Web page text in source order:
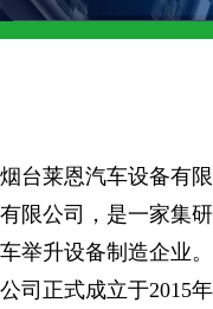
烟台莱恩汽车设备有
有限公司，是一家集
车举升设备制造企业。
公司正式成立于2015